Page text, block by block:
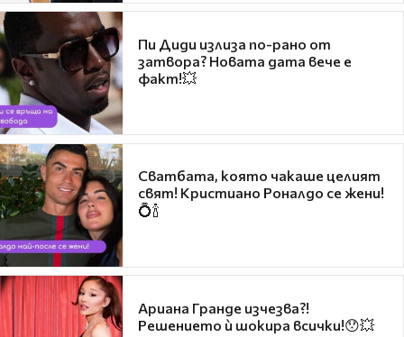
Пи Диди излиза по-рано от
затвора? Новата дата вече е
факт!💥
Сватбата, която чакаше целият
свят! Кристиано Роналдо се жени!
💍🍾
Ариана Гранде изчезва?!
Решението ѝ шокира всички!😯💥